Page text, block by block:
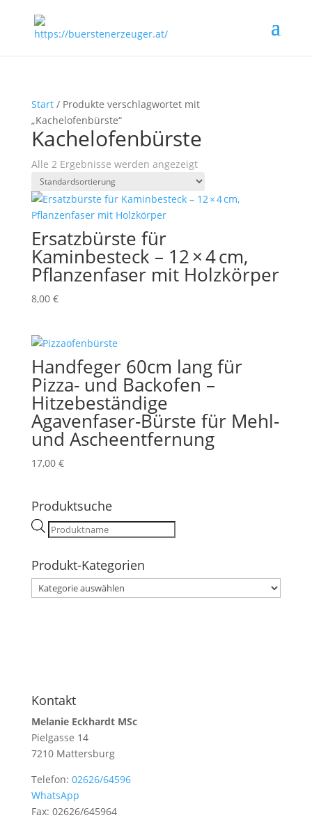
Start/ Produkte verschlagwortet mit
„Kachelofenbürste“
Kachelofenbürste
Alle 2 Ergebnisse werden angezeigt
Ersatzbürste für
Kaminbesteck – 12 × 4 cm,
Pflanzenfaser mit Holzkörper
8,00 €
Handfeger 60cm lang für
Pizza- und Backofen –
Hitzebeständige
Agavenfaser-Bürste für Mehl-
und Ascheentfernung
17,00 €
Produktsuche
Products
Produkt-Kategorien
Kontakt
Melanie Eckhardt MSc
Pielgasse 14
7210 Mattersburg
Telefon: 02626/64596
WhatsApp
Fax: 02626/645964